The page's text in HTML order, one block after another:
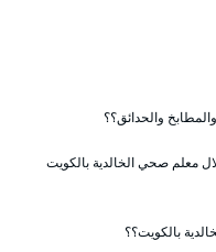
والحدائق؟؟
معلم صحي الخالدية بالكويت
بالكويت؟؟